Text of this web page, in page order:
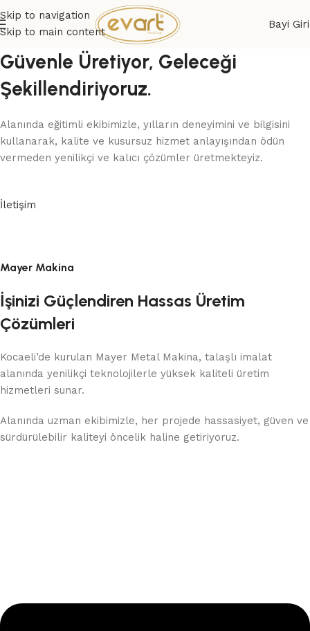
Skip to navigation
Skip to main content
Bayi
Güvenle Üretiyor, Geleceği
Şekillendiriyoruz.
Alanında eğitimli ekibimizle, yılların deneyimini ve bilgisini
kullanarak, kalite ve kusursuz hizmet anlayışından ödün
vermeden yenilikçi ve kalıcı çözümler üretmekteyiz.
İletişim
Mayer Makina
İşinizi Güçlendiren Hassas Üretim
Çözümleri
Kocaeli’de kurulan Mayer Metal Makina, talaşlı imalat
alanında yenilikçi teknolojilerle yüksek kaliteli üretim
hizmetleri sunar.
Alanında uzman ekibimizle, her projede hassasiyet, güven ve
sürdürülebilir kaliteyi öncelik haline getiriyoruz.